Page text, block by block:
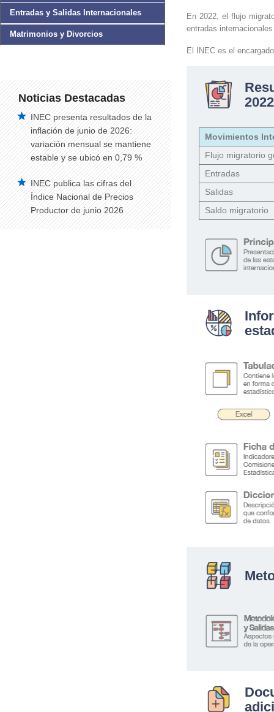
Entradas y Salidas Internacionales
Matrimonios y Divorcios
Noticias Destacadas
INEC presenta resultados de la
inflación de junio de 2026:
variación mensual se mantiene
estable y se ubicó en 0,79 %
INEC publica las cifras del
Índice Nacional de Precios
Productor de junio 2026
En 2022, el flujo
entradas
El INEC es el
2022
Movimientos
Flujo migratorio
Entradas
Salidas
Saldo migratorio